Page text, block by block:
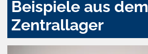
Beispiele aus dem
Zentrallager